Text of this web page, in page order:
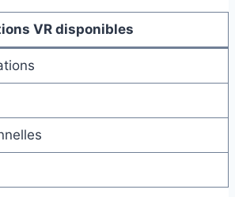
VR disponibles